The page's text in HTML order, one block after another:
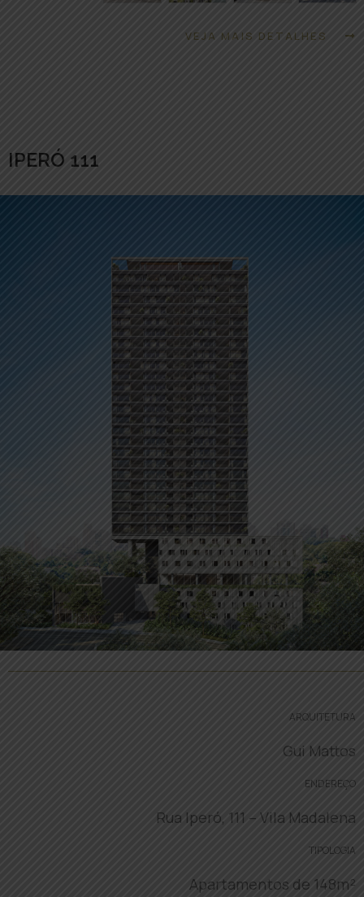
VEJA MAIS DETALHES
IPERÓ 111
ARQUITETURA
Gui Mattos
ENDEREÇO
Rua Iperó, 111 – Vila Madalena
TIPOLOGIA
Apartamentos de 148m²